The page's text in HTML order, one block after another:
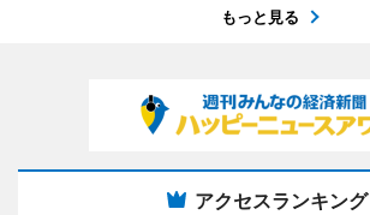
もっと見る
アクセスランキング